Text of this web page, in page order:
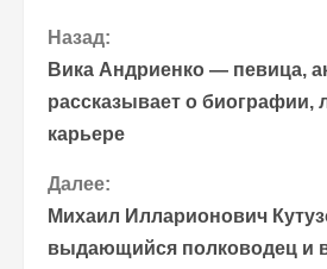
П
р
о
д
о
Назад:
Вика Андриенко — певица,
рассказывает о биографии,
карьере
Далее:
Михаил Илларионович
выдающийся полководец и